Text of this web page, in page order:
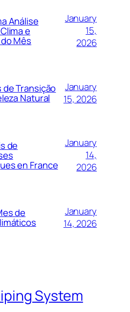
Análise
e
Mês
January
15,
2026
de Transição
Natural
January
15, 2026
de
en France
January
14,
2026
de
January
14, 2026
System